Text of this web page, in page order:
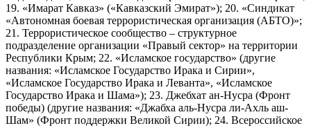
19. «Имарат Кавказ» («Кавказский Эмират»); 20. «Синдикат
«Автономная боевая террористическая организация (АБТО)»;
21. Террористическое сообщество – структурное
подразделение организации «Правый сектор» на территории
Республики Крым; 22. «Исламское государство» (другие
названия: «Исламское Государство Ирака и Сирии»,
«Исламское Государство Ирака и Леванта», «Исламское
Государство Ирака и Шама»); 23. Джебхат ан-Нусра (Фронт
победы) (другие названия: «Джабха аль-Нусра ли-Ахль аш-
Шам» (Фронт поддержки Великой Сирии); 24. Всероссийское